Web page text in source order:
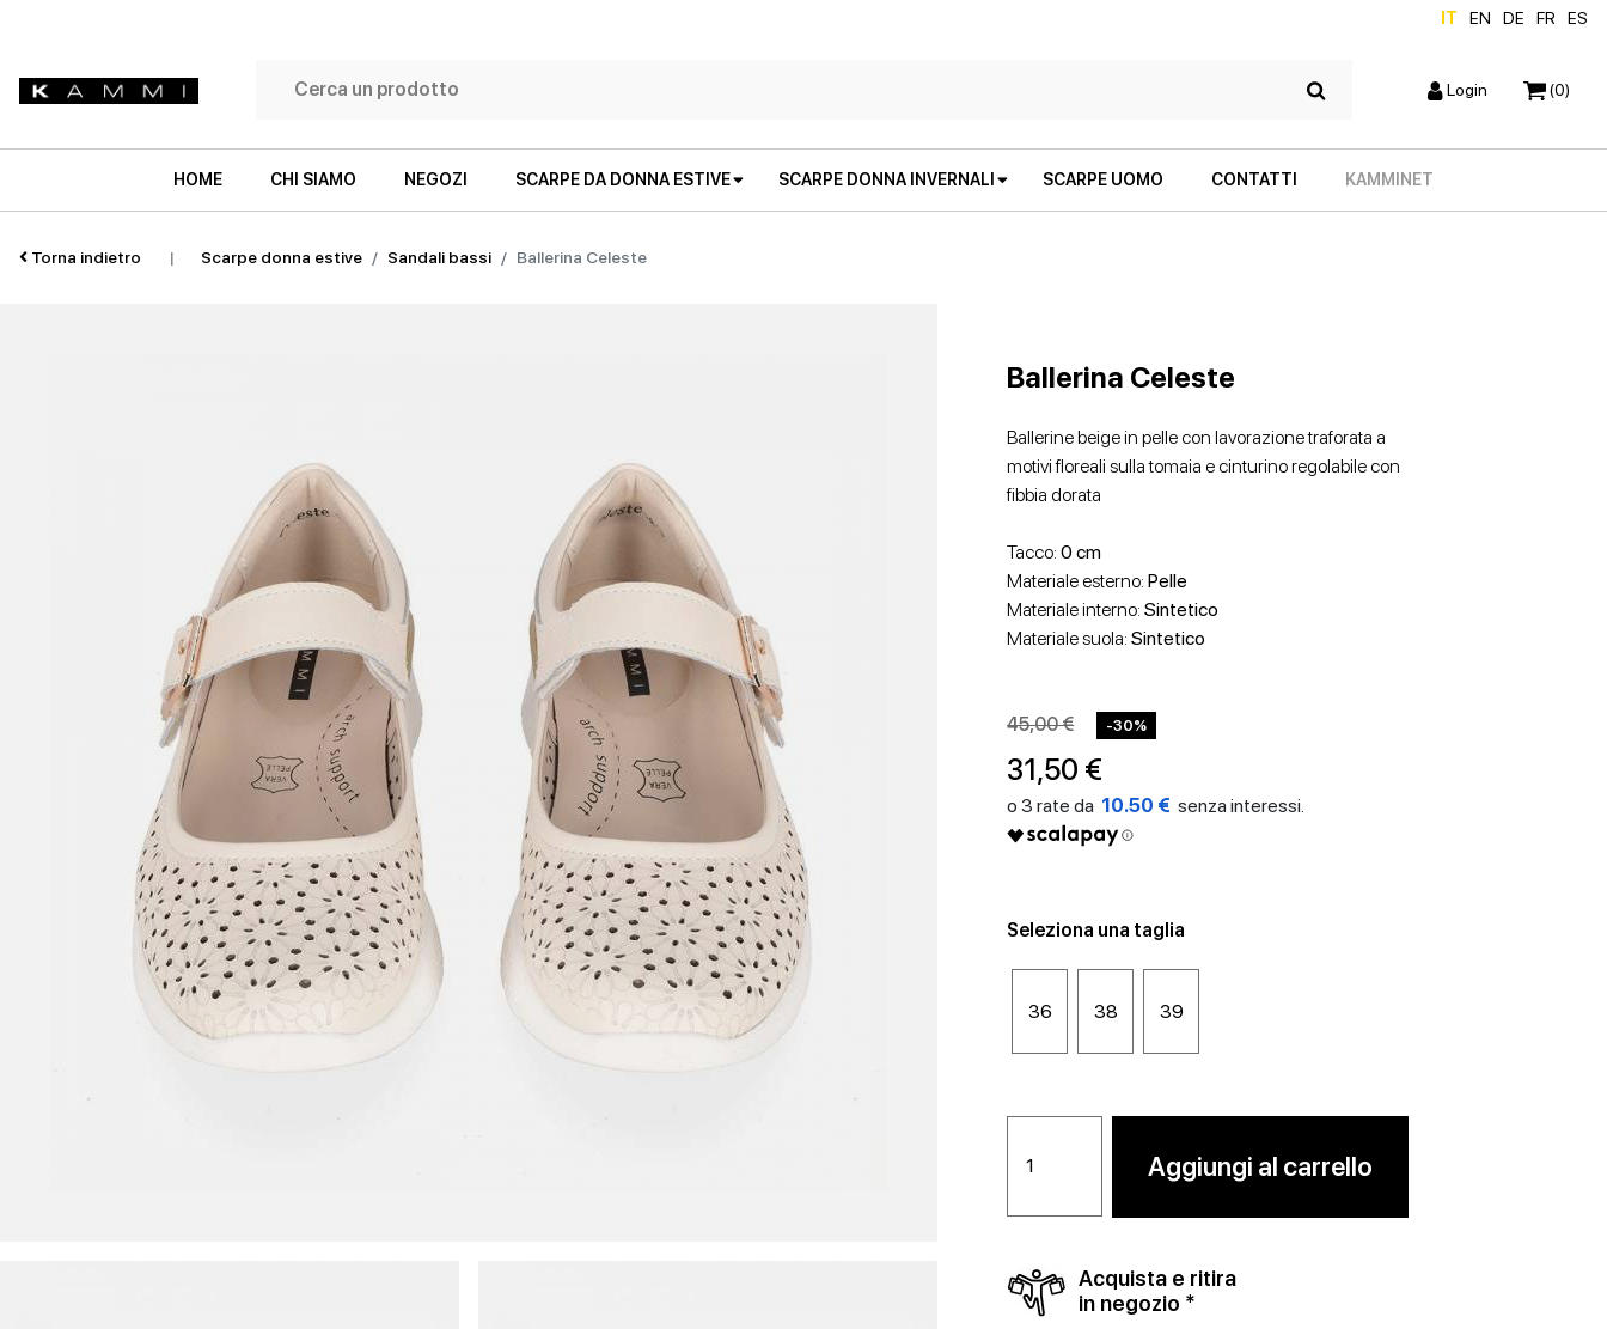
IT EN DE FR ES
Login (0)
HOME CHI SIAMO NEGOZI SCARPE DA DONNA ESTIVE
SNEAKERS SANDALI BASSI STIVALI E STIVALETTI ZEPPE
SANDALI CON TACCO SCARPE CON TACCO
SCARPE DONNA INVERNALI
SNEAKERS STIVALI E STIVALETTI SCARPE CON TACCO
SCARPE BASSE
SCARPE UOMO CONTATTI KAMMINET
Torna indietro | Scarpe donna estive Sandali bassi Ballerina Celeste
Ballerina Celeste
Ballerine beige in pelle con lavorazione traforata a
motivi floreali sulla tomaia e cinturino regolabile con
fibbia dorata
Tacco:0 cm
Materiale esterno:Pelle
Materiale interno:Sintetico
Materiale suola:Sintetico
45,00 € -30%
31,50 €
10.50 €
Seleziona una taglia
36 38 39
Aggiungi al carrello
Acquista e ritira
in negozio *